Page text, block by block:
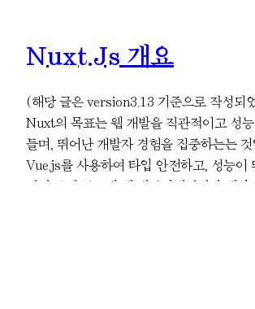
Nuxt.js 개요
(해당 글은 version3.13 기준으로 작성되
Nuxt의 목표는 웹 개발을 직관적이고 성
들며, 뛰어난 개발자 경험을 집중하는는
Vue.js를 사용하여 타입 안전하고, 성능이